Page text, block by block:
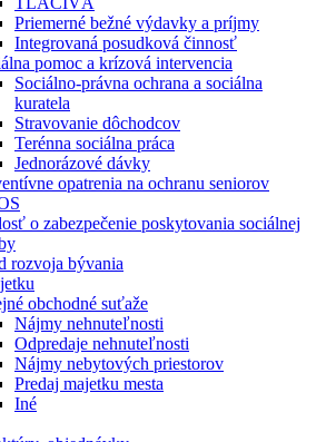
Priemerné bežné výdavky a príjmy
Integrovaná posudková činnosť
pomoc a krízová intervencia
Sociálno-právna ochrana a sociálna
kuratela
Stravovanie dôchodcov
Terénna sociálna práca
Jednorázové dávky
opatrenia na ochranu seniorov
o zabezpečenie poskytovania sociálnej
rozvoja bývania
obchodné suťaže
Nájmy nehnuteľnosti
Odpredaje nehnuteľnosti
Nájmy nebytových priestorov
Predaj majetku mesta
Iné